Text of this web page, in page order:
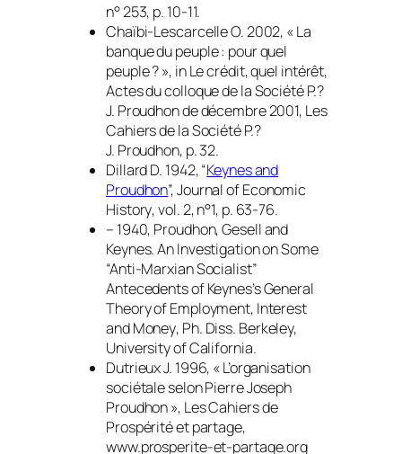
n° 253, p. 10-11.
Chaïbi-Lescarcelle O. 2002, « La
banque du peuple : pour quel
peuple ? », inLe crédit, quel intérêt,
Actes du colloque de la Société P.?
J. Proudhon de décembre 2001, Les
Cahiers de la Société P.?
J. Proudhon, p. 32.
Dillard D. 1942, “Keynes and
Proudhon”,Journal of Economic
History, vol. 2, n°1, p. 63-76.
– 1940, Proudhon, Gesell and
Keynes. An Investigation on Some
“Anti-Marxian Socialist”
Antecedents of Keynes’s General
Theory of Employment, Interest
and Money, Ph. Diss. Berkeley,
University of California.
Dutrieux J. 1996, « L’organisation
sociétale selon Pierre Joseph
Proudhon », Les Cahiers de
Prospérité et partage,
www.prosperite-et-partage.org